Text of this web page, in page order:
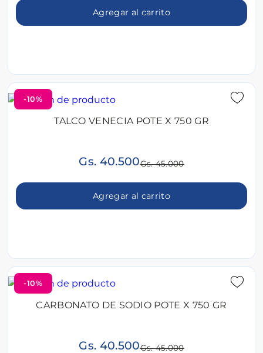
Agregar al carrito
-10%
TALCO VENECIA POTE X 750 GR
Gs. 40.500Gs. 45.000
Agregar al carrito
-10%
CARBONATO DE SODIO POTE X 750 GR
Gs. 40.500Gs. 45.000